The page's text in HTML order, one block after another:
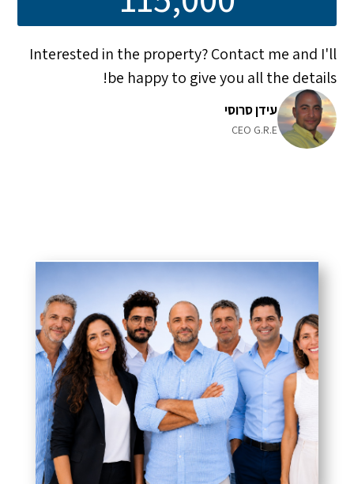
Interested in the property? Contact me and I'll
be happy to give you all the details!
עידן סרוסי
CEO G.R.E